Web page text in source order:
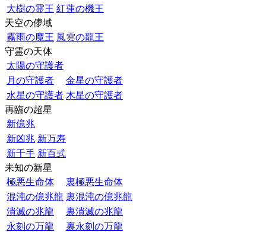
大樹の霊王 紅蓮の機王
天空の儚域
霧雨の魔王 風雲の龍王
守霊の天体
太陽の守護者
月の守護者
金星の守護者
水星の守護者 木星の守護者
再臨の超星
新億兆
新凶兆 新万寿
新千手 新百式
未知の新星
極悪生命体
裏極悪生命体
混沌の億兆龍 裏混沌の億兆龍
潰滅の兆龍
裏潰滅の兆龍
永刻の万龍
裏永刻の万龍